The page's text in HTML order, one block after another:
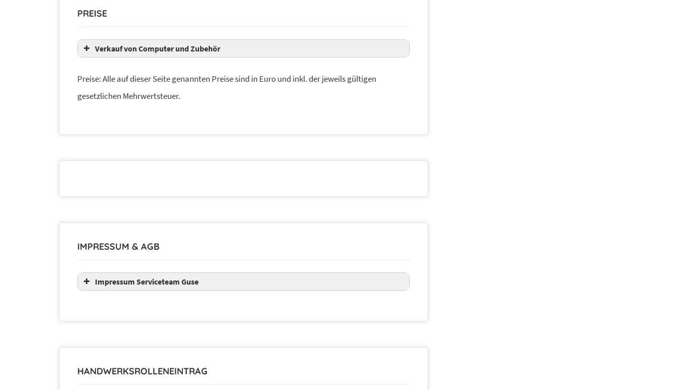
PREISE
Verkauf von Computer und Zubehör
Preise: Alle auf dieser Seite genannten Preise sind in Euro und inkl. der jeweils gültigen
gesetzlichen Mehrwertsteuer.
IMPRESSUM & AGB
Impressum Serviceteam Guse
HANDWERKSROLLENEINTRAG